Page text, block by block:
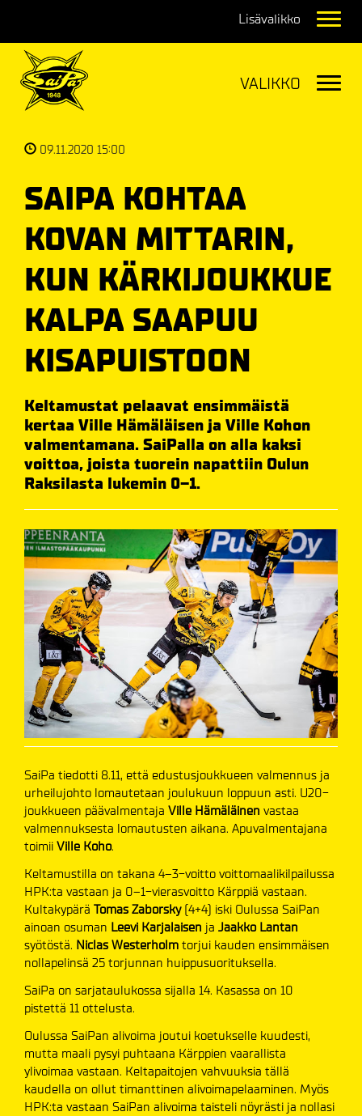
09.11.2020 15:00
SAIPA KOHTAA
KOVAN MITTARIN,
KUN KÄRKIJOUKKUE
KALPA SAAPUU
KISAPUISTOON
Keltamustat pelaavat ensimmäistä
kertaa Ville Hämäläisen ja Ville Kohon
valmentamana. SaiPalla on alla kaksi
voittoa, joista tuorein napattiin Oulun
Raksilasta lukemin 0–1.
SaiPa tiedotti 8.11, että edustusjoukkueen valmennus ja
urheilujohto lomautetaan joulukuun loppuun asti. U20-
joukkueen päävalmentaja Ville Hämäläinen vastaa
valmennuksesta lomautusten aikana. Apuvalmentajana
toimii Ville Koho.
Keltamustilla on takana 4–3-voitto voittomaalikilpailussa
HPK:ta vastaan ja 0–1-vierasvoitto Kärppiä vastaan.
Kultakypärä Tomas Zaborsky (4+4) iski Oulussa SaiPan
ainoan osuman Leevi Karjalaisen ja Jaakko Lantan
syötöstä. Niclas Westerholm torjui kauden ensimmäisen
nollapelinsä 25 torjunnan huippusuorituksella.
SaiPa on sarjataulukossa sijalla 14. Kasassa on 10
pistettä 11 ottelusta.
Oulussa SaiPan alivoima joutui koetukselle kuudesti,
mutta maali pysyi puhtaana Kärppien vaarallista
ylivoimaa vastaan. Keltapaitojen vahvuuksia tällä
kaudella on ollut timanttinen alivoimapelaaminen. Myös
HPK:ta vastaan SaiPan alivoima taisteli nöyrästi ja nollasi